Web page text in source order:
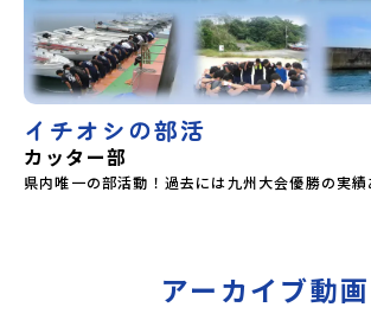
イチオシの部活
カッター部
県内唯一の部活動！過去には九州大会優勝の実績
アーカイブ動画